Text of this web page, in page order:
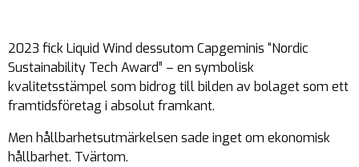
2023 fick Liquid Wind dessutom Capgeminis “Nordic
Sustainability Tech Award” – en symbolisk
kvalitetsstämpel som bidrog till bilden av bolaget som ett
framtidsföretag i absolut framkant.
Men hållbarhetsutmärkelsen sade inget om ekonomisk
hållbarhet. Tvärtom.